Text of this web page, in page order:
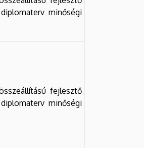
minőségi
fejlesztő
minőségi